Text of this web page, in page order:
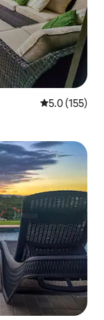
औसत रेटिंग 5 में
5.0 (155)